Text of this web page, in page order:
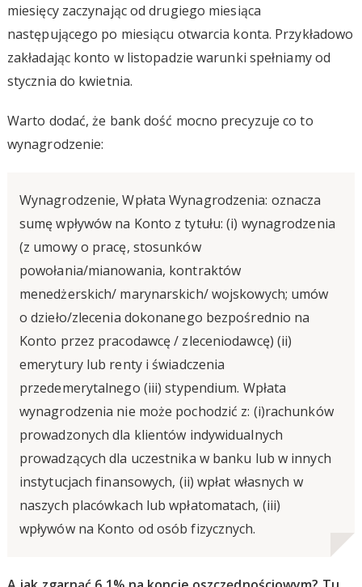
miesięcy zaczynając od drugiego miesiąca
następującego po miesiącu otwarcia konta. Przykładowo
zakładając konto w listopadzie warunki spełniamy od
stycznia do kwietnia.
Warto dodać, że bank dość mocno precyzuje co to
wynagrodzenie:
Wynagrodzenie, Wpłata Wynagrodzenia: oznacza
sumę wpływów na Konto z tytułu: (i) wynagrodzenia
(z umowy o pracę, stosunków
powołania/mianowania, kontraktów
menedżerskich/ marynarskich/ wojskowych; umów
o dzieło/zlecenia dokonanego bezpośrednio na
Konto przez pracodawcę / zleceniodawcę) (ii)
emerytury lub renty i świadczenia
przedemerytalnego (iii) stypendium. Wpłata
wynagrodzenia nie może pochodzić z: (i)rachunków
prowadzonych dla klientów indywidualnych
prowadzących dla uczestnika w banku lub w innych
instytucjach finansowych, (ii) wpłat własnych w
naszych placówkach lub wpłatomatach, (iii)
wpływów na Konto od osób fizycznych.